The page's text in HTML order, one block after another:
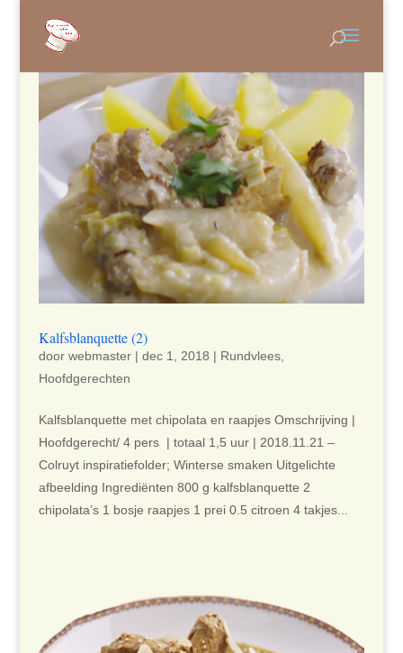
Kalfsblanquette (2)
door webmaster| dec 1, 2018 | Rundvlees,
Hoofdgerechten
Kalfsblanquette met chipolata en raapjes Omschrijving |
Hoofdgerecht/ 4 pers | totaal 1,5 uur | 2018.11.21 –
Colruyt inspiratiefolder; Winterse smaken Uitgelichte
afbeelding Ingrediënten 800 g kalfsblanquette 2
chipolata’s 1 bosje raapjes 1 prei 0.5 citroen 4 takjes...